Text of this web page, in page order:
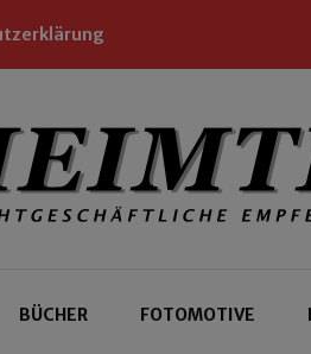
BÜCHER FOTOMOTIVE